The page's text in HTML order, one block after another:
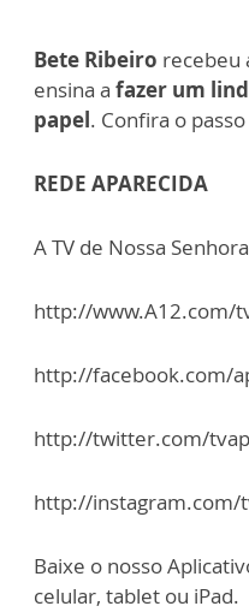
Bete Ribeiro recebeu
ensina a fazer um
papel. Confira o
REDE APARECIDA
A TV de Nossa Senhora
http://www.A12.com/
http://facebook.com/
http://twitter.com/
http://instagram.com/
Baixe o nosso
celular, tablet ou iPad.